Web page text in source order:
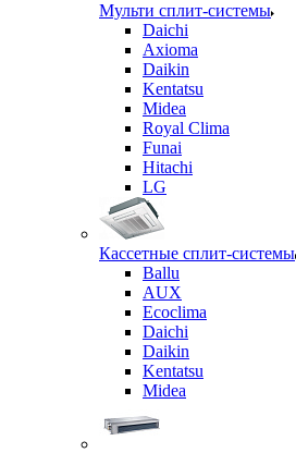
Мульти сплит-системы
Daichi
Axioma
Daikin
Kentatsu
Midea
Royal Clima
Funai
Hitachi
LG
Кассетные сплит-системы
Ballu
AUX
Ecoclima
Daichi
Daikin
Kentatsu
Midea